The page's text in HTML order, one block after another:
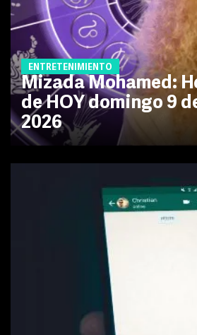
ENTRETENIMIENTO
Mizada Mohamed:
de HOY domingo 9
2026